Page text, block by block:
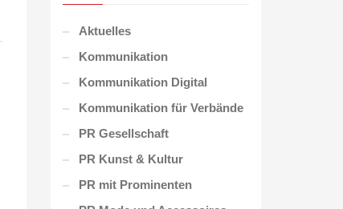
Aktuelles
Kommunikation
Kommunikation Digital
Kommunikation für Verbände
PR Gesellschaft
PR Kunst & Kultur
PR mit Prominenten